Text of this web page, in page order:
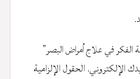
الفكر في علاج أمراض البصر”
الإلكتروني.الحقول الإلزامية